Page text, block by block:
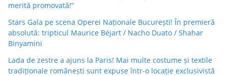
merită promovată!”
Stars Gala pe scena Operei Naționale București! În premieră
absolută: tripticul Maurice Béjart / Nacho Duato / Shahar
Binyamini
Lada de zestre a ajuns la Paris! Mai multe costume și textile
tradiționale românești sunt expuse într-o locație exclusivistă